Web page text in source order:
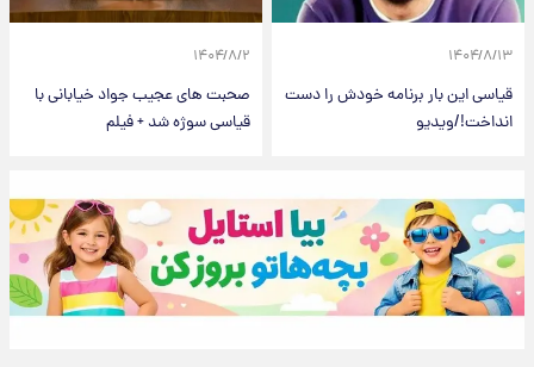
۱۴۰۴/۸/۱۳
قیاسی این بار برنامه خودش را دست
انداخت!/ویدیو
۱۴۰۴/۸/۲
صحبت های عجیب جواد خیابانی با
قیاسی سوژه شد + فیلم